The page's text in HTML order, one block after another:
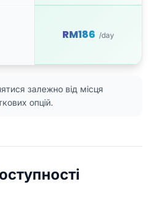
RM186 /day
залежно від місця
опцій.